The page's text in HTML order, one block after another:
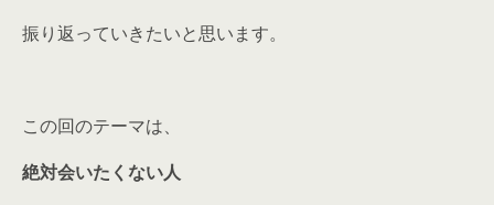
振り返っていきたいと思います。
この回のテーマは、
絶対会いたくない人